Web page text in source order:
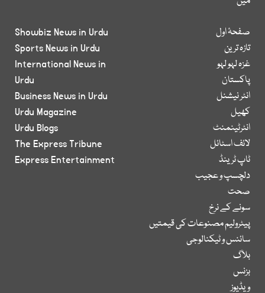
صفحۂ اول
تازہ ترین
غزہ لہو لہو
پاکستان
انٹر نیشنل
کھیل
انٹرٹینمنٹ
لائف اسٹائل
ٹاپ ٹرینڈ
دلچسپ و عجیب
صحت
سونے کے نرخ
پیٹرولیم مصنوعات کی قیمتیں
سائنس و ٹیکنالوجی
بلاگ
بزنس
ویڈیوز
Showbiz News in Urdu
Sports News in Urdu
International News in
Urdu
Business News in Urdu
Urdu Magazine
Urdu Blogs
The Express Tribune
Express Entertainment